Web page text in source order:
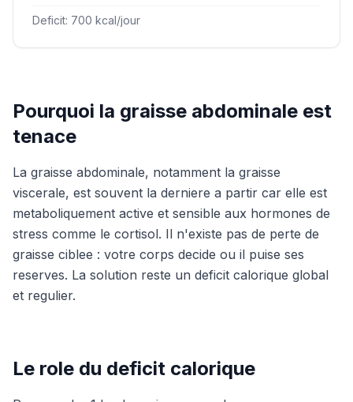
Deficit: 700 kcal/jour
Pourquoi la graisse abdominale est
tenace
La graisse abdominale, notamment la graisse
viscerale, est souvent la derniere a partir car elle est
metaboliquement active et sensible aux hormones de
stress comme le cortisol. Il n'existe pas de perte de
graisse ciblee : votre corps decide ou il puise ses
reserves. La solution reste un deficit calorique global
et regulier.
Le role du deficit calorique